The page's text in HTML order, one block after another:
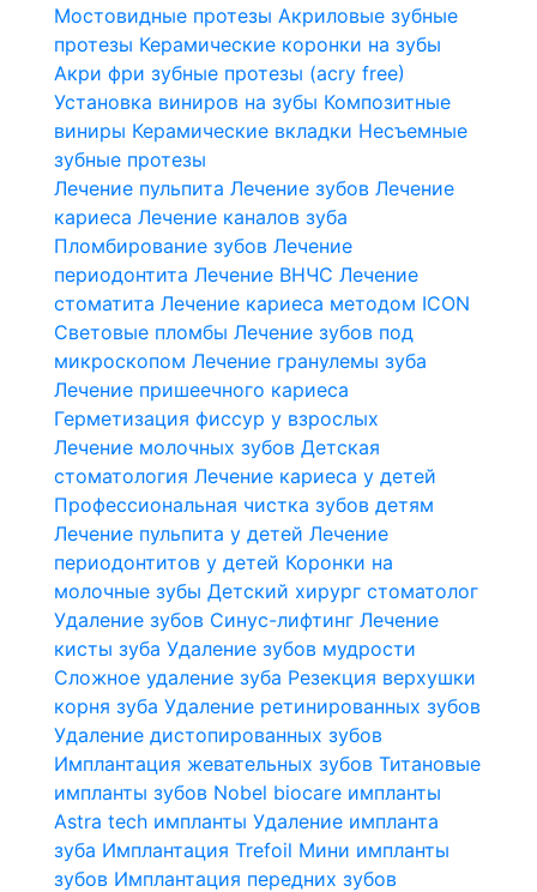
Мостовидные протезы Акриловые зубные
протезы Керамические коронки на зубы
Акри фри зубные протезы (acry free)
Установка виниров на зубы Композитные
виниры Керамические вкладки Несъемные
зубные протезы
Лечение пульпита Лечение зубов Лечение
кариеса Лечение каналов зуба
Пломбирование зубов Лечение
периодонтита Лечение ВНЧС Лечение
стоматита Лечение кариеса методом ICON
Световые пломбы Лечение зубов под
микроскопом Лечение гранулемы зуба
Лечение пришеечного кариеса
Герметизация фиссур у взрослых
Лечение молочных зубов Детская
стоматология Лечение кариеса у детей
Профессиональная чистка зубов детям
Лечение пульпита у детей Лечение
периодонтитов у детей Коронки на
молочные зубы Детский хирург стоматолог
Удаление зубов Синус-лифтинг Лечение
кисты зуба Удаление зубов мудрости
Сложное удаление зуба Резекция верхушки
корня зуба Удаление ретинированных зубов
Удаление дистопированных зубов
Имплантация жевательных зубов Титановые
импланты зубов Nobel biocare импланты
Astra tech импланты Удаление импланта
зуба Имплантация Trefoil Мини импланты
зубов Имплантация передних зубов